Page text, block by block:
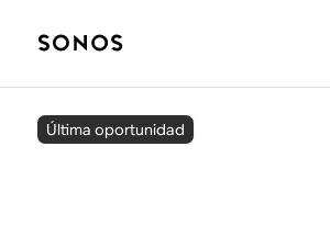
Última oportunidad